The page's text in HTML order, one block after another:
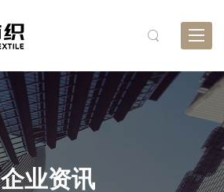
Toggle
企业资讯